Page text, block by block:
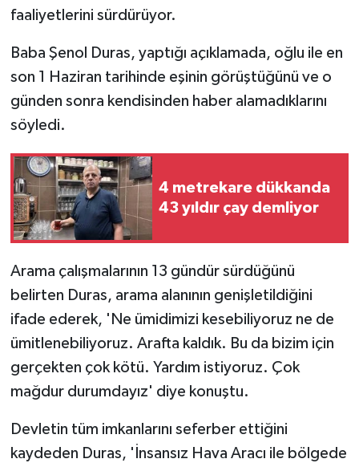
faaliyetlerini sürdürüyor.
Baba Şenol Duras, yaptığı açıklamada, oğlu ile en
son 1 Haziran tarihinde eşinin görüştüğünü ve o
günden sonra kendisinden haber alamadıklarını
söyledi.
4 metrekare dükkanda
43 yıldır çay demliyor
Arama çalışmalarının 13 gündür sürdüğünü
belirten Duras, arama alanının genişletildiğini
ifade ederek, 'Ne ümidimizi kesebiliyoruz ne de
ümitlenebiliyoruz. Arafta kaldık. Bu da bizim için
gerçekten çok kötü. Yardım istiyoruz. Çok
mağdur durumdayız' diye konuştu.
Devletin tüm imkanlarını seferber ettiğini
kaydeden Duras, 'İnsansız Hava Aracı ile bölgede